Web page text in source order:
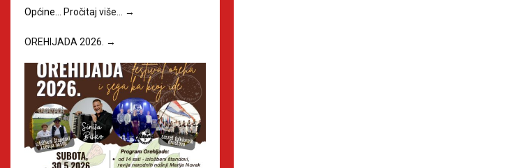
Općine…
Pročitaj više… →
OREHIJADA 2026. →